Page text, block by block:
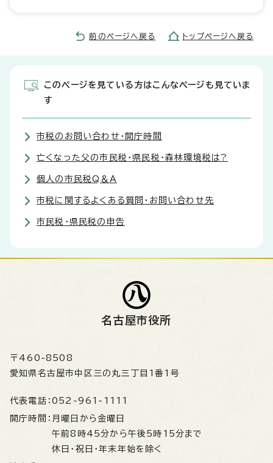
前のページへ戻る トップページへ戻る
このページを見ている方はこんなページも見ていま
す
市税のお問い合わせ・開庁時間
亡くなった父の市民税・県民税・森林環境税は?
個人の市民税Q＆A
市税に関するよくある質問・お問い合わせ先
市民税・県民税の申告
名古屋市役所
〒460-8508
愛知県名古屋市中区三の丸三丁目1番1号
代表電話： 052-961-1111
開庁時間： 月曜日から金曜日
午前8時45分から午後5時15分まで
休日・祝日・年末年始を除く